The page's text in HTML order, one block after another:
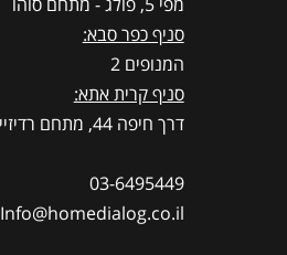
סניף כפר סבא:
המנופים 2
סניף קרית אתא:
דרך חיפה 44, מתחם רדיזיין
03-6495449
Info@homedialog.co.il